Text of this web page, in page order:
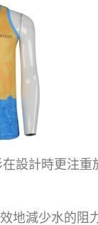
設計時更注重
地減少水的阻